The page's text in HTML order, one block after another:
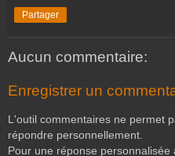
Partager
Aucun commentaire:
Enregistrer un
L'outil commentaires ne permet
répondre personnellement.
Pour une réponse personnalisée